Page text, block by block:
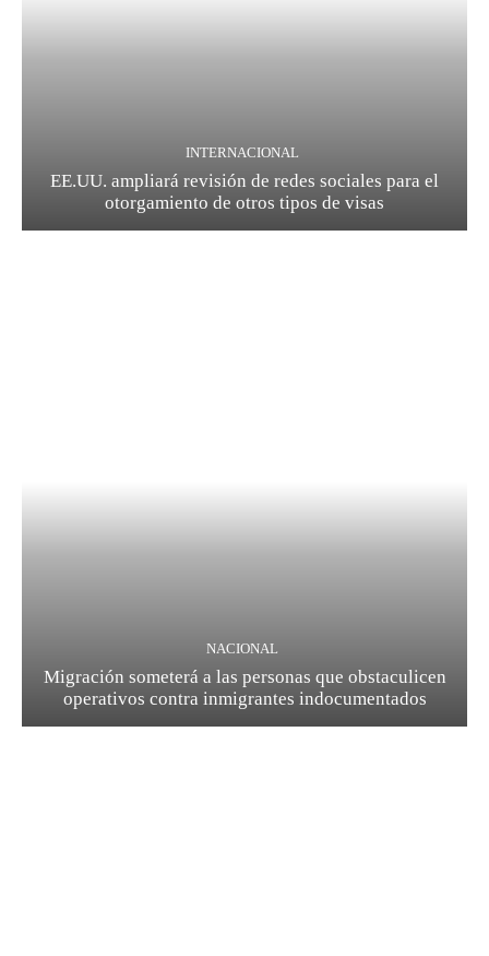
INTERNACIONAL
EE.UU. ampliará revisión de redes sociales para el
otorgamiento de otros tipos de visas
NACIONAL
Migración someterá a las personas que obstaculicen
operativos contra inmigrantes indocumentados